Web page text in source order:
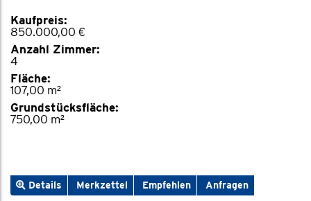
Kaufpreis:
850.000,00 €
Anzahl Zimmer:
4
Fläche:
107,00 m²
Grundstücksfläche:
750,00 m²
Details Merkzettel Empfehlen Anfragen